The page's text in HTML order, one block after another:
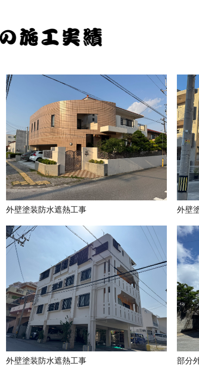
外壁塗装防水遮熱工事 外壁
外壁塗装防水遮熱工事 部分